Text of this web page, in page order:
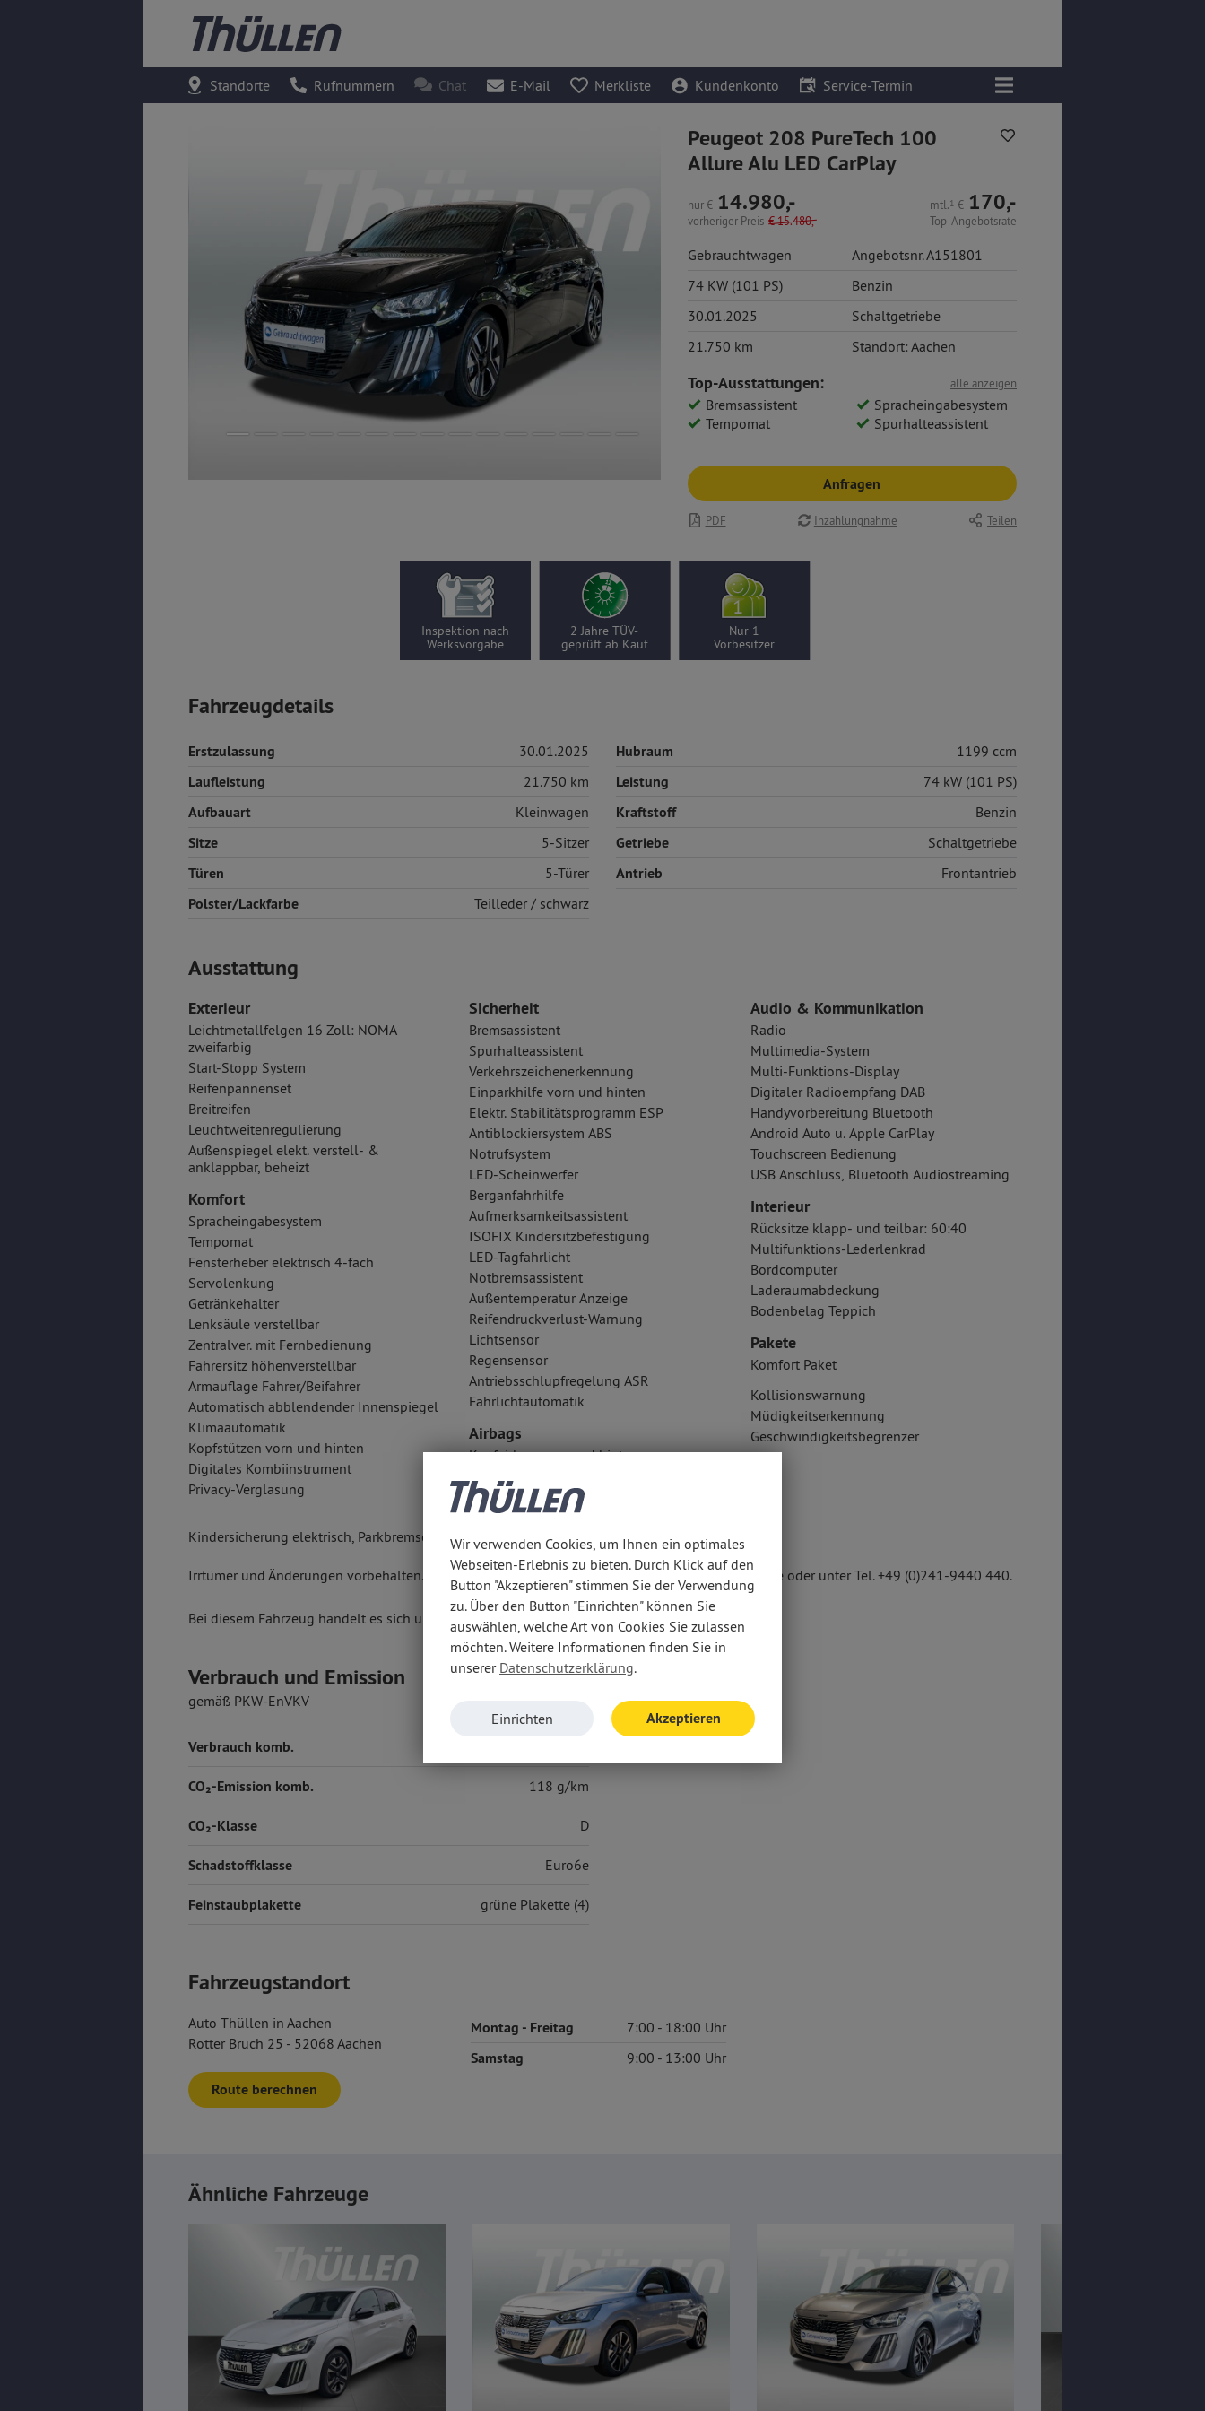
Standorte Rufnummern Chat E-Mail Merkliste Kundenkonto Service-Termin
Peugeot 208 PureTech 100
Allure Alu LED CarPlay
nur € 14.980,-
vorheriger Preis €15.480,-
mtl.1 € 170,-
Top-Angebotsrate
Gebrauchtwagen
Angebotsnr. A151801
74 KW (101 PS)
Benzin
30.01.2025
Schaltgetriebe
21.750 km
Standort: Aachen
alle anzeigen
Top-Ausstattungen:
Bremsassistent
Spracheingabesystem
Tempomat
Spurhalteassistent
Anfragen
PDF Inzahlungnahme Teilen
Inspektion nach
Werksvorgabe
2 Jahre TÜV-
geprüft ab Kauf
Nur 1
Vorbesitzer
Fahrzeugdetails
Erstzulassung 30.01.2025
Laufleistung 21.750 km
Aufbauart Kleinwagen
Sitze 5-Sitzer
Türen 5-Türer
Polster/Lackfarbe Teilleder / schwarz
Hubraum 1199 ccm
Leistung 74 kW (101 PS)
Kraftstoff Benzin
Getriebe Schaltgetriebe
Antrieb Frontantrieb
Ausstattung
Exterieur
Leichtmetallfelgen 16 Zoll: NOMA
zweifarbig
Start-Stopp System
Reifenpannenset
Breitreifen
Leuchtweitenregulierung
Außenspiegel elekt. verstell- &
anklappbar, beheizt
Komfort
Spracheingabesystem
Tempomat
Fensterheber elektrisch 4-fach
Servolenkung
Getränkehalter
Lenksäule verstellbar
Zentralver. mit Fernbedienung
Fahrersitz höhenverstellbar
Armauflage Fahrer/Beifahrer
Automatisch abblendender Innenspiegel
Klimaautomatik
Kopfstützen vorn und hinten
Digitales Kombiinstrument
Privacy-Verglasung
Sicherheit
Bremsassistent
Spurhalteassistent
Verkehrszeichenerkennung
Einparkhilfe vorn und hinten
Elektr. Stabilitätsprogramm ESP
Antiblockiersystem ABS
Notrufsystem
LED-Scheinwerfer
Berganfahrhilfe
Aufmerksamkeitsassistent
ISOFIX Kindersitzbefestigung
LED-Tagfahrlicht
Notbremsassistent
Außentemperatur Anzeige
Reifendruckverlust-Warnung
Lichtsensor
Regensensor
Antriebsschlupfregelung ASR
Fahrlichtautomatik
Airbags
Kopfairbag vorn und hinten
Fahrer- /Beifahrerairbag
Audio & Kommunikation
Radio
Multimedia-System
Multi-Funktions-Display
Digitaler Radioempfang DAB
Handyvorbereitung Bluetooth
Android Auto u. Apple CarPlay
Touchscreen Bedienung
USB Anschluss, Bluetooth Audiostreaming
Interieur
Rücksitze klapp- und teilbar: 60:40
Multifunktions-Lederlenkrad
Bordcomputer
Laderaumabdeckung
Bodenbelag Teppich
Pakete
Komfort Paket
Kollisionswarnung
Müdigkeitserkennung
Geschwindigkeitsbegrenzer
Kindersicherung elektrisch, Parkbremse elektrisch
Irrtümer und Änderungen vorbehalten. Weitere Informationen erhalten Sie unter www.thuellen.de oder unter Tel. +49 (0)241-9440 440.
Bei diesem Fahrzeug handelt es sich um ein ehemaliges Mietfahrzeug.
Verbrauch und Emission
gemäß PKW-EnVKV
Verbrauch komb.
CO₂-Emission komb. 118 g/km
CO₂-Klasse D
Schadstoffklasse Euro6e
Feinstaubplakette grüne Plakette (4)
Fahrzeugstandort
Auto Thüllen in Aachen
Rotter Bruch 25 - 52068 Aachen
Route berechnen
Montag - Freitag 7:00 18:00
Samstag 9:00 13:00
Ähnliche Fahrzeuge
Wir verwenden Cookies, um Ihnen ein optimales
Webseiten-Erlebnis zu bieten. Durch Klick auf den
Button "Akzeptieren" stimmen Sie der Verwendung
zu. Über den Button "Einrichten" können Sie
auswählen, welche Art von Cookies Sie zulassen
möchten. Weitere Informationen finden Sie in
unserer Datenschutzerklärung.
Einrichten Akzeptieren